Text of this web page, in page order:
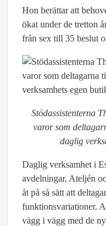
Hon berättar att
ökat under de tretton
från sex till 35 beslut
Stödassistenterna
varor som
daglig
Daglig verksamhet i
avdelningar, Ateljén
åt på så sätt att
funktionsvariationer.
vägg i vägg med de